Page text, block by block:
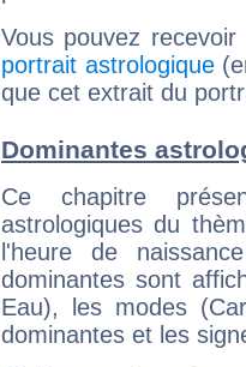
Vous pouvez
portrait astrologique
que cet extrait du
Dominantes
Ce chapitre
astrologiques du
l'heure de
dominantes sont
Eau), les modes
dominantes et les